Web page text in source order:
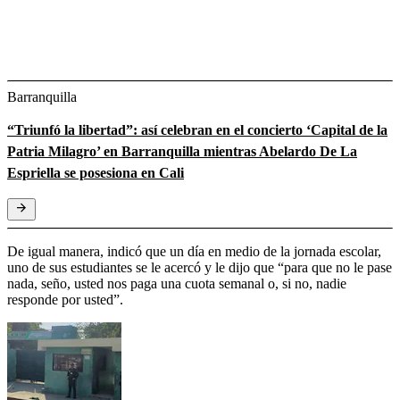
Barranquilla
“Triunfó la libertad”: así celebran en el concierto ‘Capital de la
Patria Milagro’ en Barranquilla mientras Abelardo De La
Espriella se posesiona en Cali
De igual manera, indicó que un día en medio de la jornada escolar,
uno de sus estudiantes se le acercó y le dijo que “para que no le pase
nada, seño, usted nos paga una cuota semanal o, si no, nadie
responde por usted”.